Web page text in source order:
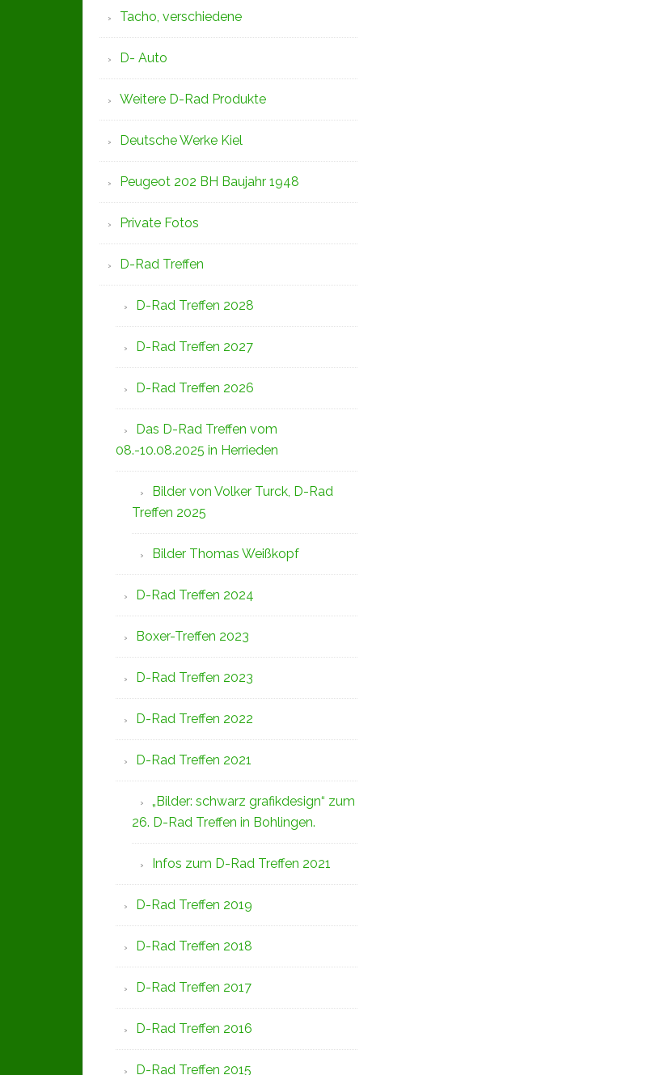
Tacho, verschiedene
D- Auto
Weitere D-Rad Produkte
Deutsche Werke Kiel
Peugeot 202 BH Baujahr 1948
Private Fotos
D-Rad Treffen
D-Rad Treffen 2028
D-Rad Treffen 2027
D-Rad Treffen 2026
Das D-Rad Treffen vom
08.-10.08.2025 in Herrieden
Bilder von Volker Turck, D-Rad
Treffen 2025
Bilder Thomas Weißkopf
D-Rad Treffen 2024
Boxer-Treffen 2023
D-Rad Treffen 2023
D-Rad Treffen 2022
D-Rad Treffen 2021
„Bilder: schwarz grafikdesign“ zum
26. D-Rad Treffen in Bohlingen.
Infos zum D-Rad Treffen 2021
D-Rad Treffen 2019
D-Rad Treffen 2018
D-Rad Treffen 2017
D-Rad Treffen 2016
D-Rad Treffen 2015